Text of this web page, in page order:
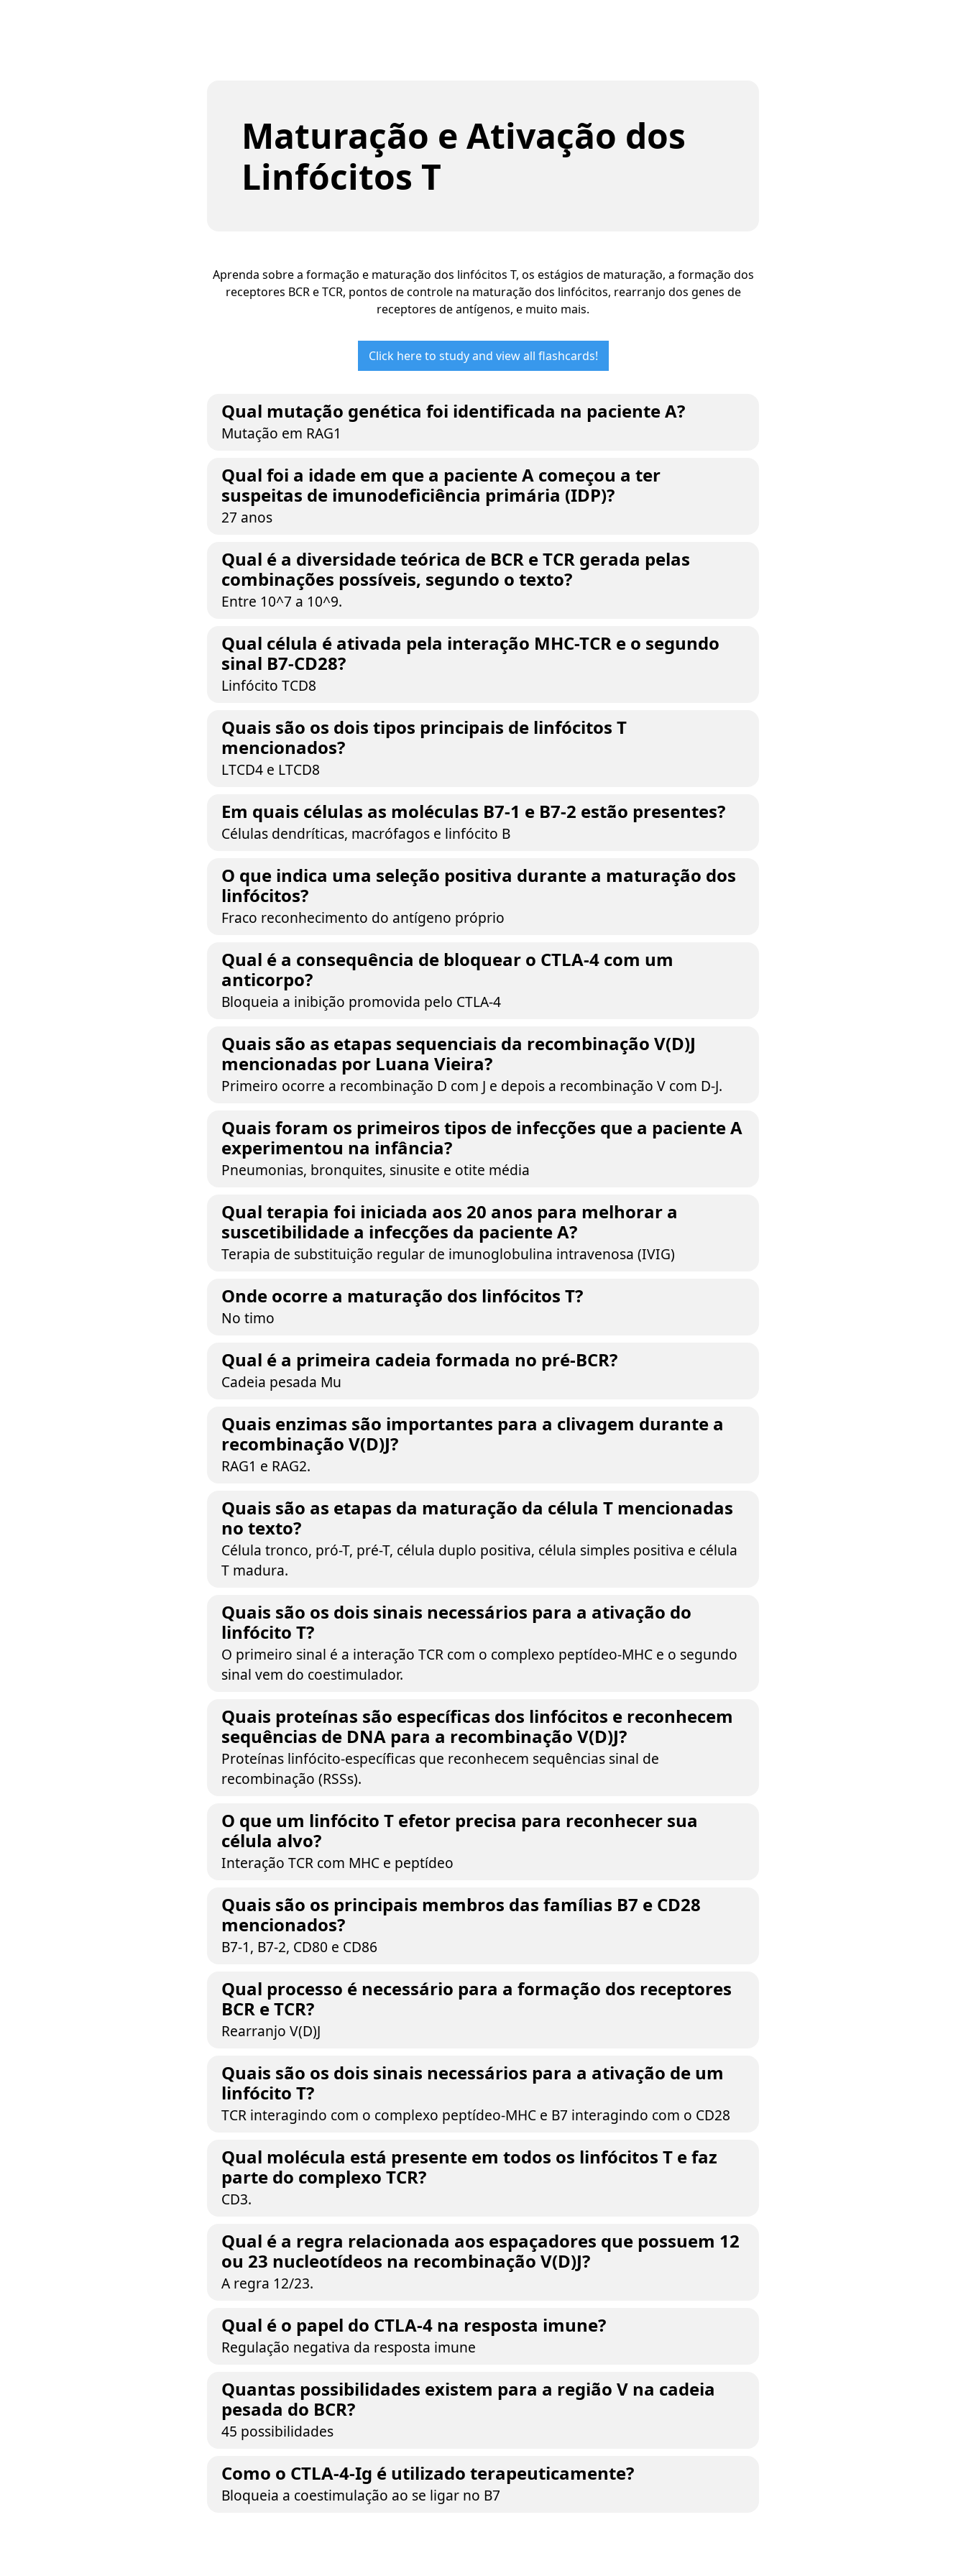
Maturação e Ativação dos
Linfócitos T
Aprenda sobre a formação e maturação dos linfócitos T, os estágios de maturação, a formação dos
receptores BCR e TCR, pontos de controle na maturação dos linfócitos, rearranjo dos genes de
receptores de antígenos, e muito mais.
Click here to study and view all flashcards!
Qual mutação genética foi identificada na paciente A?
Mutação em RAG1
Qual foi a idade em que a paciente A começou a ter
suspeitas de imunodeficiência primária (IDP)?
27 anos
Qual é a diversidade teórica de BCR e TCR gerada pelas
combinações possíveis, segundo o texto?
Entre 10^7 a 10^9.
Qual célula é ativada pela interação MHC-TCR e o segundo
sinal B7-CD28?
Linfócito TCD8
Quais são os dois tipos principais de linfócitos T
mencionados?
LTCD4 e LTCD8
Em quais células as moléculas B7-1 e B7-2 estão presentes?
Células dendríticas, macrófagos e linfócito B
O que indica uma seleção positiva durante a maturação dos
linfócitos?
Fraco reconhecimento do antígeno próprio
Qual é a consequência de bloquear o CTLA-4 com um
anticorpo?
Bloqueia a inibição promovida pelo CTLA-4
Quais são as etapas sequenciais da recombinação V(D)J
mencionadas por Luana Vieira?
Primeiro ocorre a recombinação D com J e depois a recombinação V com D-J.
Quais foram os primeiros tipos de infecções que a paciente A
experimentou na infância?
Pneumonias, bronquites, sinusite e otite média
Qual terapia foi iniciada aos 20 anos para melhorar a
suscetibilidade a infecções da paciente A?
Terapia de substituição regular de imunoglobulina intravenosa (IVIG)
Onde ocorre a maturação dos linfócitos T?
No timo
Qual é a primeira cadeia formada no pré-BCR?
Cadeia pesada Mu
Quais enzimas são importantes para a clivagem durante a
recombinação V(D)J?
RAG1 e RAG2.
Quais são as etapas da maturação da célula T mencionadas
no texto?
Célula tronco, pró-T, pré-T, célula duplo positiva, célula simples positiva e célula
T madura.
Quais são os dois sinais necessários para a ativação do
linfócito T?
O primeiro sinal é a interação TCR com o complexo peptídeo-MHC e o segundo
sinal vem do coestimulador.
Quais proteínas são específicas dos linfócitos e reconhecem
sequências de DNA para a recombinação V(D)J?
Proteínas linfócito-específicas que reconhecem sequências sinal de
recombinação (RSSs).
O que um linfócito T efetor precisa para reconhecer sua
célula alvo?
Interação TCR com MHC e peptídeo
Quais são os principais membros das famílias B7 e CD28
mencionados?
B7-1, B7-2, CD80 e CD86
Qual processo é necessário para a formação dos receptores
BCR e TCR?
Rearranjo V(D)J
Quais são os dois sinais necessários para a ativação de um
linfócito T?
TCR interagindo com o complexo peptídeo-MHC e B7 interagindo com o CD28
Qual molécula está presente em todos os linfócitos T e faz
parte do complexo TCR?
CD3.
Qual é a regra relacionada aos espaçadores que possuem 12
ou 23 nucleotídeos na recombinação V(D)J?
A regra 12/23.
Qual é o papel do CTLA-4 na resposta imune?
Regulação negativa da resposta imune
Quantas possibilidades existem para a região V na cadeia
pesada do BCR?
45 possibilidades
Como o CTLA-4-Ig é utilizado terapeuticamente?
Bloqueia a coestimulação ao se ligar no B7